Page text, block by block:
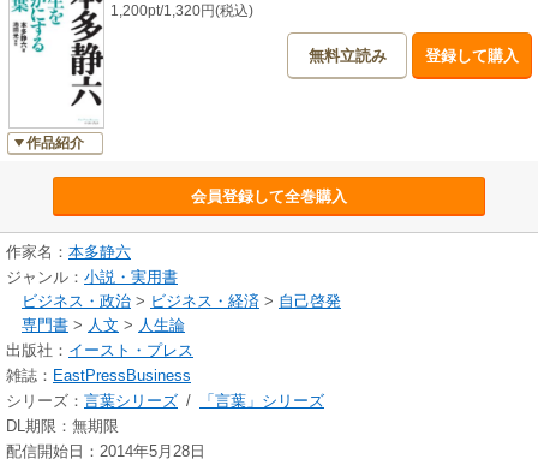
作品紹介
1,200pt/1,320円(税込)
無料立読み 登録して購入
会員登録して全巻購入
作家名： 本多静六
ジャンル： 小説・実用書
ビジネス・政治 > ビジネス・経済 > 自己啓発
専門書 > 人文 > 人生論
出版社： イースト・プレス
雑誌： EastPressBusiness
シリーズ： 言葉シリーズ /
「言葉」シリーズ
DL期限：無期限
配信開始日：2014年5月28日